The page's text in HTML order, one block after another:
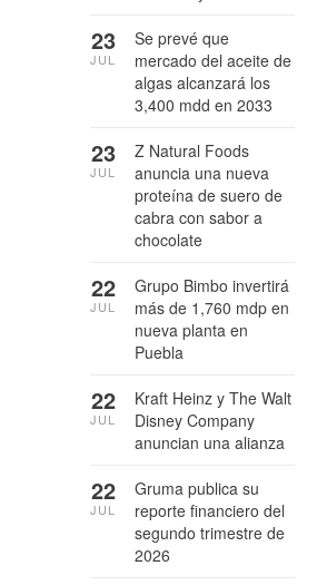
Se prevé que
mercado del aceite de
algas alcanzará los
3,400 mdd en 2033
23
JUL
Z Natural Foods
anuncia una nueva
proteína de suero de
cabra con sabor a
chocolate
23
JUL
Grupo Bimbo invertirá
más de 1,760 mdp en
nueva planta en
Puebla
22
JUL
Kraft Heinz y The Walt
Disney Company
anuncian una alianza
22
JUL
Gruma publica su
reporte financiero del
segundo trimestre de
2026
22
JUL